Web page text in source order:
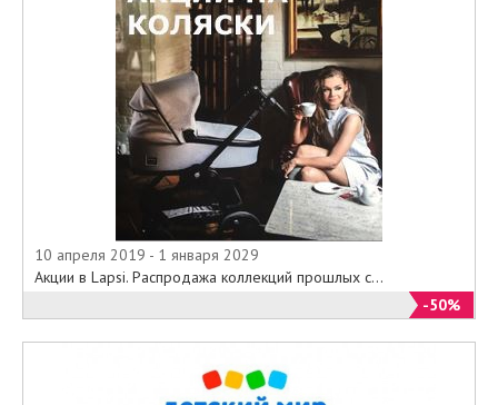
10 апреля 2019 - 1 января 2029
Акции в Lapsi. Распродажа коллекций прошлых с...
-50%